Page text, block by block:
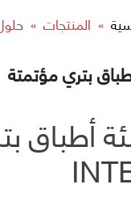
» المنتجات »
بتري مؤتمتة
أطباق